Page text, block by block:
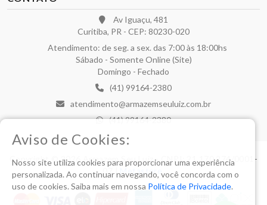
Av Iguaçu, 481
Curitiba, PR - CEP: 80230-020
Atendimento: de seg. a sex. das 7:00 às 18:00hs
Sábado - Somente Online (Site)
Domingo - Fechado
(41) 99164-2380
atendimento@armazemseuluiz.com.br
(41) 99164-2380
Copyright © 2026 Armazem Seu Luiz - CNPJ: 21.170.274/0001-
Metastore
Aviso de Cookies:
Nosso site utiliza cookies para proporcionar uma experiência
personalizada. Ao continuar navegando, você concorda com o
uso de cookies. Saiba mais em nossa Política de Privacidade.